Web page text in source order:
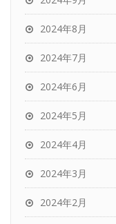
2024年8月
2024年7月
2024年6月
2024年5月
2024年4月
2024年3月
2024年2月